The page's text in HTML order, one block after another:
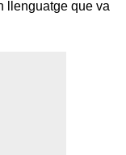
llenguatge que va